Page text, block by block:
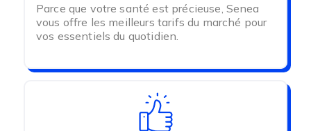
Parce que votre santé est précieuse, Senea
vous offre les meilleurs tarifs du marché pour
vos essentiels du quotidien.